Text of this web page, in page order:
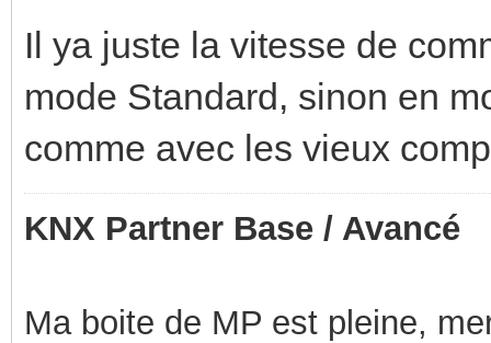
Il ya juste la vitesse de
mode Standard, sinon en
comme avec les vieux
KNX Partner Base / Avancé
Ma boite de MP est pleine,